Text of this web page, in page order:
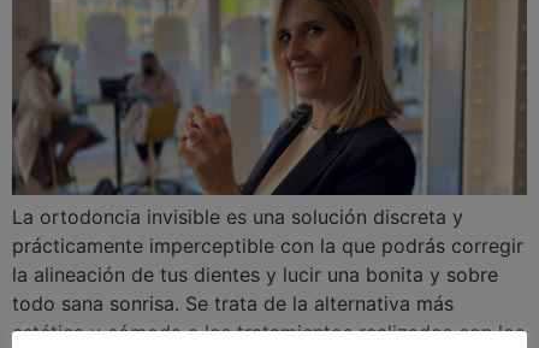
La ortodoncia invisible es una solución discreta y
prácticamente imperceptible con la que podrás corregir
la alineación de tus dientes y lucir una bonita y sobre
todo sana sonrisa. Se trata de la alternativa más
estética y cómoda a los tratamientos realizados con los